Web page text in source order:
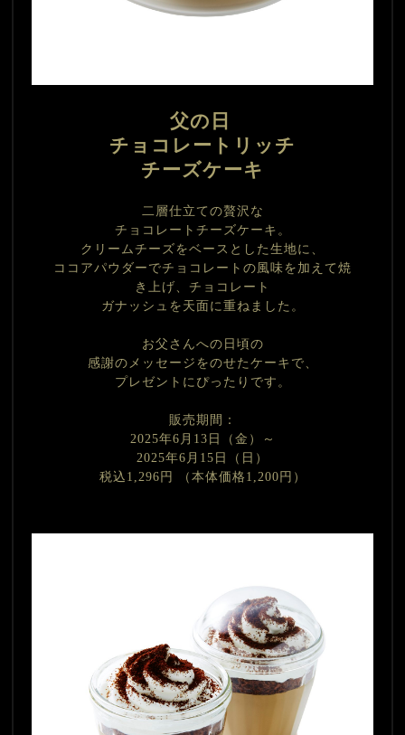
父の日
チョコレートリッチ
チーズケーキ
二層仕立ての贅沢な
チョコレートチーズケーキ。
クリームチーズをベースとした生地に、
ココアパウダーでチョコレートの風味を加えて焼
き上げ、チョコレート
ガナッシュを天面に重ねました。
お父さんへの日頃の
感謝のメッセージをのせたケーキで、
プレゼントにぴったりです。
販売期間：
2025年6月13日（金）～
2025年6月15日（日）
税込1,296円 （本体価格1,200円）